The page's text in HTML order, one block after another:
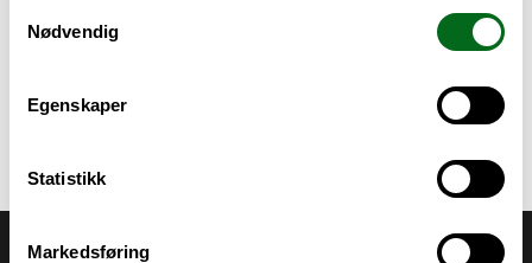
Nødvendig
Egenskaper
Statistikk
Markedsføring